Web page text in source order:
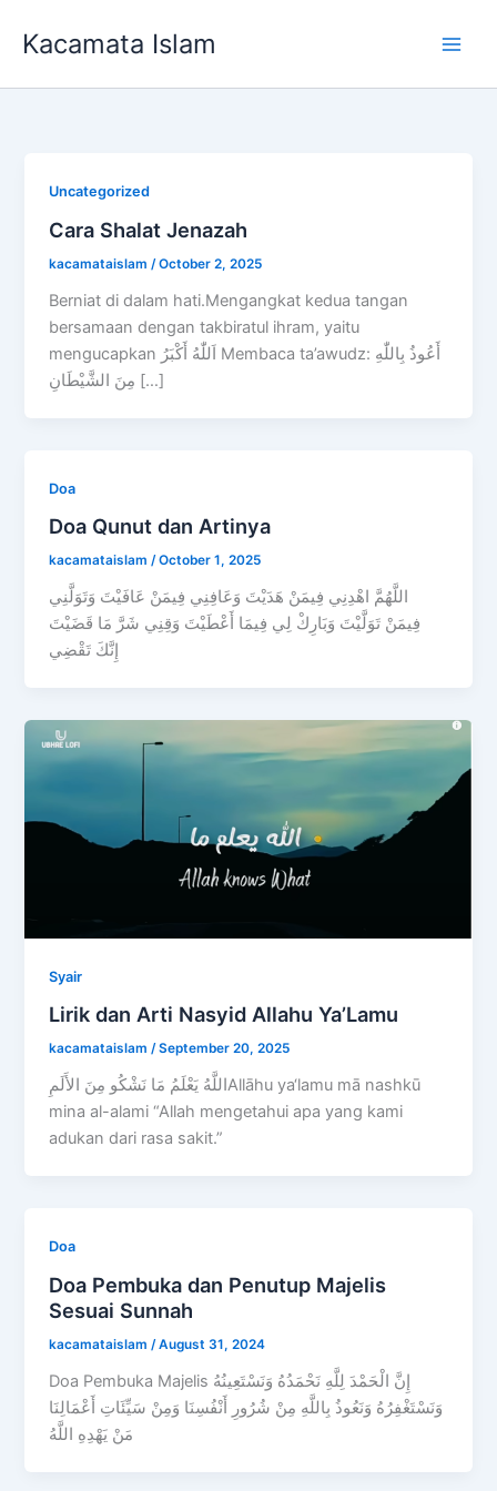
Kacamata Islam
Uncategorized
Cara Shalat Jenazah
kacamataislam/October 2, 2025
Berniat di dalam hati.Mengangkat kedua tangan
bersamaan dengan takbiratul ihram, yaitu
mengucapkan اَللّٰهُ أَكْبَرُ Membaca ta’awudz: أَعُوذُ بِاللّٰهِ
مِنَ الشَّيْطَانِ […]
Doa
Doa Qunut dan Artinya
kacamataislam/October 1, 2025
اللَّهُمَّ اهْدِنِي فِيمَنْ هَدَيْتَ وَعَافِنِي فِيمَنْ عَافَيْتَ وَتَوَلَّنِي
فِيمَنْ تَوَلَّيْتَ وَبَارِكْ لِي فِيمَا أَعْطَيْتَ وَقِنِي شَرَّ مَا قَضَيْتَ
إِنَّكَ تَقْضِي
Syair
Lirik dan Arti Nasyid Allahu Ya’Lamu
kacamataislam/September 20, 2025
اللَّهُ يَعْلَمُ مَا نَشْكُو مِنَ الأَلَمِAllāhu ya‘lamu mā nashkū
mina al-alami “Allah mengetahui apa yang kami
adukan dari rasa sakit.”
Doa
Doa Pembuka dan Penutup Majelis
Sesuai Sunnah
kacamataislam /August 31, 2024
Doa Pembuka Majelis إِنَّ الْحَمْدَ لِلَّهِ نَحْمَدُهُ وَنَسْتَعِينُهُ
وَنَسْتَغْفِرُهُ وَنَعُوذُ بِاللَّهِ مِنْ شُرُورِ أَنْفُسِنَا وَمِنْ سَيِّئَاتِ أَعْمَالِنَا
مَنْ يَهْدِهِ اللَّهُ